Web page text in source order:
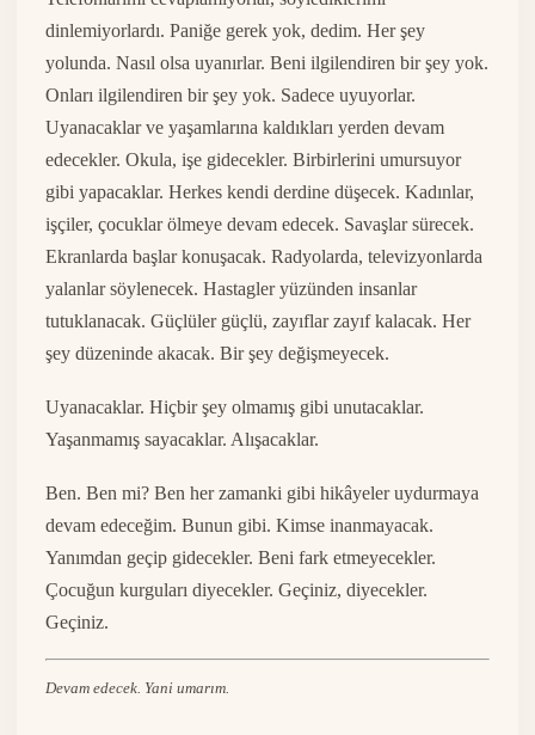
dinlemiyorlardı. Paniğe gerek yok, dedim. Her şey
yolunda. Nasıl olsa uyanırlar. Beni ilgilendiren bir şey yok.
Onları ilgilendiren bir şey yok. Sadece uyuyorlar.
Uyanacaklar ve yaşamlarına kaldıkları yerden devam
edecekler. Okula, işe gidecekler. Birbirlerini umursuyor
gibi yapacaklar. Herkes kendi derdine düşecek. Kadınlar,
işçiler, çocuklar ölmeye devam edecek. Savaşlar sürecek.
Ekranlarda başlar konuşacak. Radyolarda, televizyonlarda
yalanlar söylenecek. Hastagler yüzünden insanlar
tutuklanacak. Güçlüler güçlü, zayıflar zayıf kalacak. Her
şey düzeninde akacak. Bir şey değişmeyecek.
Uyanacaklar. Hiçbir şey olmamış gibi unutacaklar.
Yaşanmamış sayacaklar. Alışacaklar.
Ben. Ben mi? Ben her zamanki gibi hikâyeler uydurmaya
devam edeceğim. Bunun gibi. Kimse inanmayacak.
Yanımdan geçip gidecekler. Beni fark etmeyecekler.
Çocuğun kurguları diyecekler. Geçiniz, diyecekler.
Geçiniz.
Devam edecek. Yani umarım.